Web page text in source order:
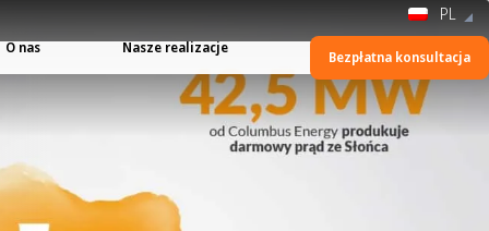
PL
O nas Nasze realizacje
Bezpłatna konsultacja